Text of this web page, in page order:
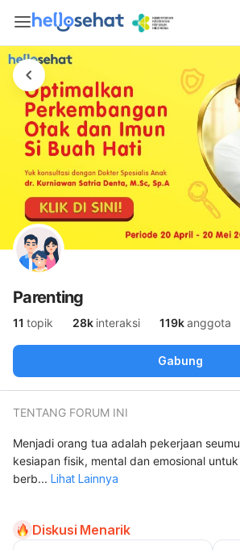
Parenting
11 topik 28k interaksi 119kanggota
Gabung
Diskusi Menarik
TENTANG FORUM INI
Menjadi orang tua adalah pekerjaan
kesiapan fisik, mental dan emosional
berb... Lihat Lainnya